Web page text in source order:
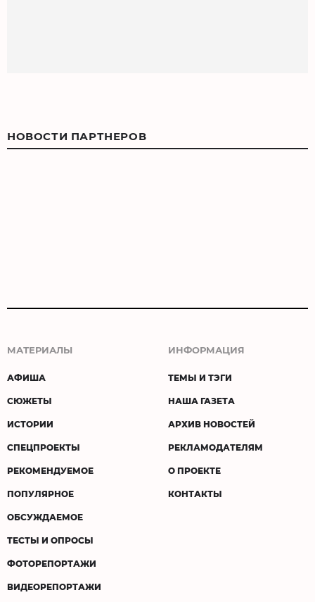
НОВОСТИ ПАРТНЕРОВ
МАТЕРИАЛЫ
АФИША
СЮЖЕТЫ
ИСТОРИИ
СПЕЦПРОЕКТЫ
РЕКОМЕНДУЕМОЕ
ПОПУЛЯРНОЕ
ОБСУЖДАЕМОЕ
ТЕСТЫ И ОПРОСЫ
ФОТОРЕПОРТАЖИ
ВИДЕОРЕПОРТАЖИ
ИНФОРМАЦИЯ
ТЕМЫ И ТЭГИ
НАША ГАЗЕТА
АРХИВ НОВОСТЕЙ
РЕКЛАМОДАТЕЛЯМ
О ПРОЕКТЕ
КОНТАКТЫ